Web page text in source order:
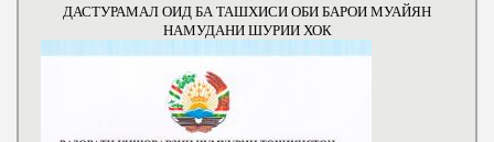
ДАСТУРАМАЛ ОИД БА ТАШХИСИ ОБИ БАРОИ МУАЙЯН
НАМУДАНИ ШУРИИ ХОК